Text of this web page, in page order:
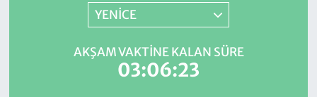
YENİCE
AKŞAM VAKTINE KALAN SÜRE
03:06:23
Nöbetçi Eczaneler
Vefat Edenler
Hakkında
Hendek Haber Reklam Servisi
Tüm Manşetler
Son Dakika Haberleri